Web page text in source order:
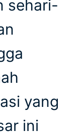
sehari-
yang
ini